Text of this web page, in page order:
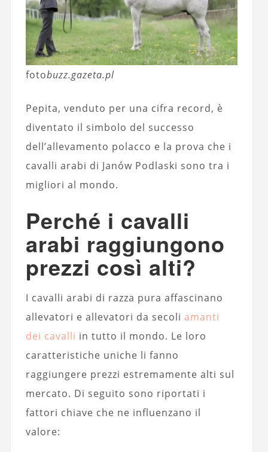
fotobuzz.gazeta.pl
Pepita, venduto per una cifra record, è
diventato il simbolo del successo
dell’allevamento polacco e la prova che i
cavalli arabi di Janów Podlaski sono tra i
migliori al mondo.
Perché i cavalli
arabi raggiungono
prezzi così alti?
I cavalli arabi di razza pura affascinano
allevatori e allevatori da secoli amanti
dei cavalli in tutto il mondo. Le loro
caratteristiche uniche li fanno
raggiungere prezzi estremamente alti sul
mercato. Di seguito sono riportati i
fattori chiave che ne influenzano il
valore: